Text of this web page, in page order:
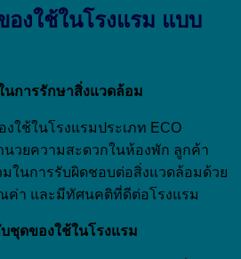
งใช้ในโรงแรม แบบ
นการรักษาสิ่งแวดล้อม
งใช้ในโรงแรมประเภท ECO
นวยความสะดวกในห้องพัก ลูกค้า
ในการรับผิดชอบต่อสิ่งแวดล้อมด้วย
ค่า และมีทัศนคติที่ดีต่อโรงแรม
ชุดของใช้ในโรงแรม